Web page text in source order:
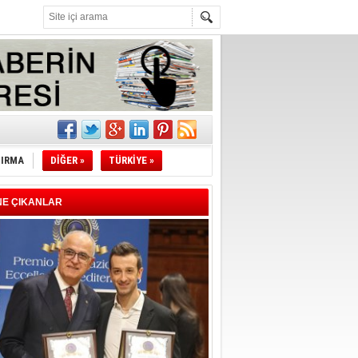
DİĞER » TÜRKİYE »
ÇIKANLAR